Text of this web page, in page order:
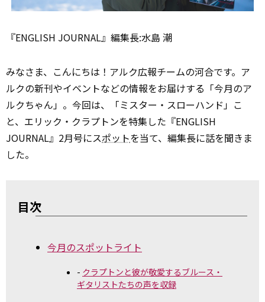
『ENGLISH JOURNAL』編集長:水島 潮
みなさま、こんにちは！アルク広報チームの河合です。ア
ルクの新刊やイベントなどの情報をお届けする「今月のア
ルクちゃん」。今回は、「ミスター・スローハンド」こ
と、エリック・クラプトンを特集した『ENGLISH
JOURNAL』2月号にスポットを当て、編集長に話を聞きま
した。
目次
今月のスポットライト
クラプトンと彼が敬愛するブルース・
ギタリストたちの声を収録